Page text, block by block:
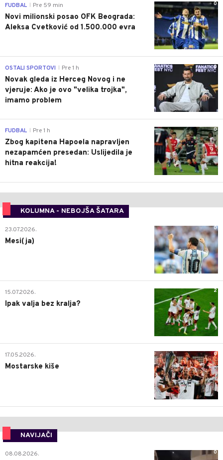
0
FUDBAL Pre 59 min
Novi milionski posao OFK Beograda:
Aleksa Cvetković od 1.500.000 evra
0
OSTALI SPORTOVI Pre 1 h
Novak gleda iz Herceg Novog i ne
vjeruje: Ako je ovo "velika trojka",
imamo problem
0
FUDBAL Pre 1 h
Zbog kapitena Hapoela napravljen
nezapamćen presedan: Uslijedila je
hitna reakcija!
KOLUMNA - NEBOJŠA ŠATARA
0
23.07.2026.
Mesi(ja)
2
15.07.2026.
Ipak valja bez kralja?
0
17.05.2026.
Mostarske kiše
NAVIJAČI
0
08.08.2026.